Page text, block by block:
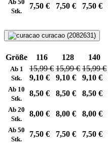
Ab 50
Stk.
7,50 € 7,50 € 7,50 €
curacao (2082631)
Größe 116 128 140
Ab 1
Stk.
15,99 €
9,10 €
15,99 €
9,10 €
15,99 €
9,10 €
Ab 10
Stk.
8,50 € 8,50 € 8,50 €
Ab 20
Stk.
8,00 € 8,00 € 8,00 €
Ab 50
Stk.
7,50 € 7,50 € 7,50 €